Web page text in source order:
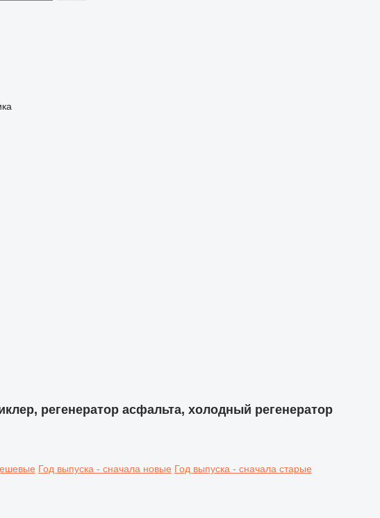
регенератор асфальта, холодный регенератор
Год выпуска - сначала новые Год выпуска - сначала старые